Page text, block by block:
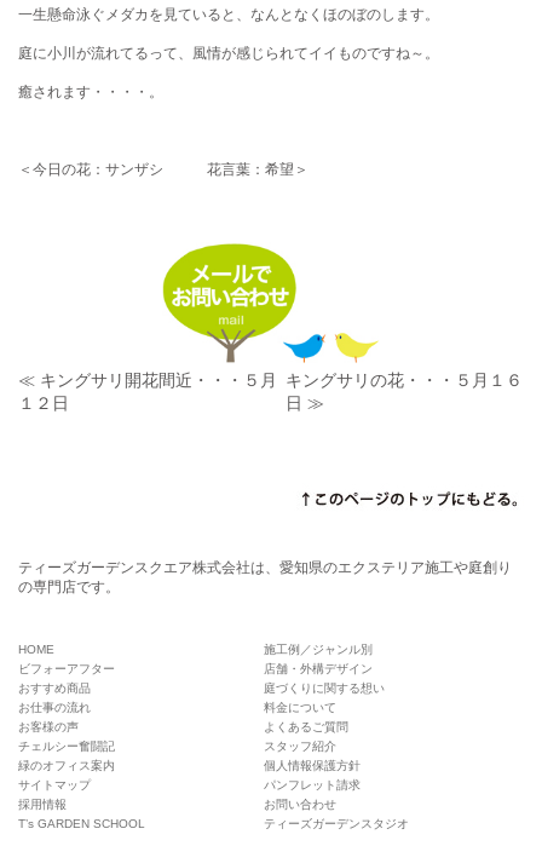
一生懸命泳ぐメダカを見ていると、なんとなくほのぼのします。
庭に小川が流れてるって、風情が感じられてイイものですね～。
癒されます・・・・。
＜今日の花：サンザシ 花言葉：希望＞
≪ キングサリ開花間近・・・５月
１２日
キングサリの花・・・５月１６
日 ≫
ティーズガーデンスクエア株式会社は、愛知県のエクステリア施工や庭創り
の専門店です。
HOME
施工例／ジャンル別
ビフォーアフター
店舗・外構デザイン
おすすめ商品
庭づくりに関する想い
お仕事の流れ
料金について
お客様の声
よくあるご質問
チェルシー奮闘記
スタッフ紹介
緑のオフィス案内
個人情報保護方針
サイトマップ
パンフレット請求
採用情報
お問い合わせ
T’s GARDEN SCHOOL
ティーズガーデンスタジオ